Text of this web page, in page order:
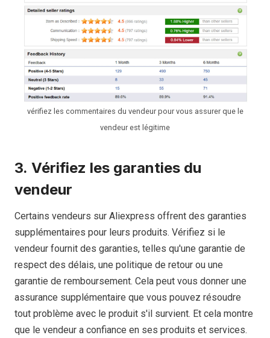
vérifiez les commentaires du vendeur pour vous assurer que le
vendeur est légitime
3. Vérifiez les garanties du
vendeur
Certains vendeurs sur Aliexpress offrent des garanties
supplémentaires pour leurs produits. Vérifiez si le
vendeur fournit des garanties, telles qu'une garantie de
respect des délais, une politique de retour ou une
garantie de remboursement. Cela peut vous donner une
assurance supplémentaire que vous pouvez résoudre
tout problème avec le produit s'il survient. Et cela montre
que le vendeur a confiance en ses produits et services.